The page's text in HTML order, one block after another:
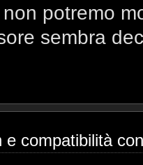
potremo
sembra
e compatibilità